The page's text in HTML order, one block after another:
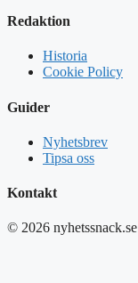
Redaktion
Historia
Cookie Policy
Guider
Nyhetsbrev
Tipsa oss
Kontakt
© 2026 nyhetssnack.se